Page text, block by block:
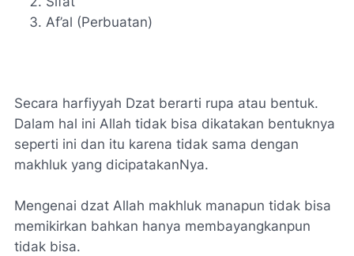
Af’al (Perbuatan)
Secara harfiyyah Dzat berarti rupa atau bentuk.
Dalam hal ini Allah tidak bisa dikatakan bentuknya
seperti ini dan itu karena tidak sama dengan
makhluk yang dicipatakanNya.
Mengenai dzat Allah makhluk manapun tidak bisa
memikirkan bahkan hanya membayangkanpun
tidak bisa.